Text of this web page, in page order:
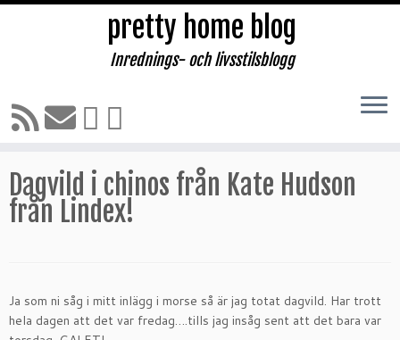
Hoppa
till
pretty home blog
Inrednings- och livsstilsblogg
Hem » MODE, SKÖNHET & SHOPPING
Dagvild i chinos från Kate Hudson
från Lindex!
Ja som ni såg i mitt inlägg i morse så är jag totat dagvild. Har trott
hela dagen att det var fredag….tills jag insåg sent att det bara var